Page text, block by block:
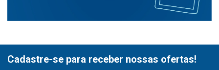
Cadastre-se para receber nossas ofertas!